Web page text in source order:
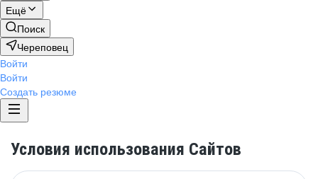
Ещё
Поиск
Череповец
Войти
Войти
Создать резюме
Условия использования Сайтов